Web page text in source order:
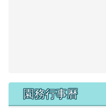
園務行事曆